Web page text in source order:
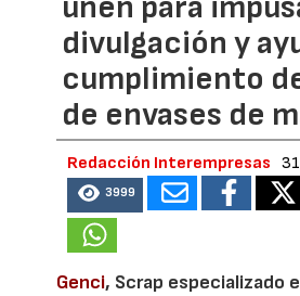
unen para
divulgación y
cumplimiento
de envases de
Redacción Interempresas
3999
Genci, Scrap especializado